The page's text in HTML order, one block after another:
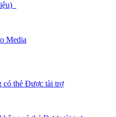
Media
có thẻ Được tài trợ